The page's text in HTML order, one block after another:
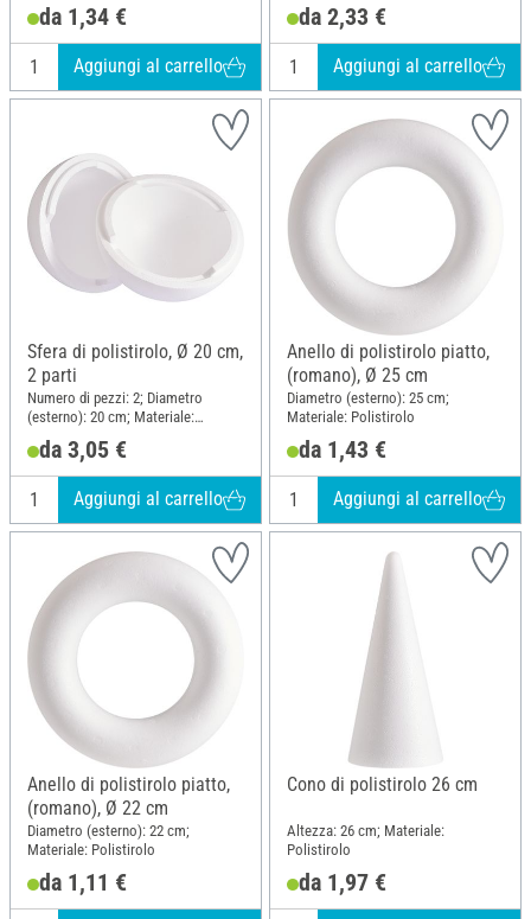
da 1,34 €
Aggiungi al carrello
da 2,33 €
Aggiungi al carrello
Sfera di polistirolo, Ø 20 cm,
2 parti
Numero di pezzi: 2; Diametro
(esterno): 20 cm; Materiale:
Polistirolo
da 3,05 €
Aggiungi al carrello
Anello di polistirolo piatto,
(romano), Ø 25 cm
Diametro (esterno): 25 cm;
Materiale: Polistirolo
da 1,43 €
Aggiungi al carrello
Anello di polistirolo piatto,
(romano), Ø 22 cm
Diametro (esterno): 22 cm;
Materiale: Polistirolo
da 1,11 €
Cono di polistirolo 26 cm
Altezza: 26 cm; Materiale:
Polistirolo
da 1,97 €